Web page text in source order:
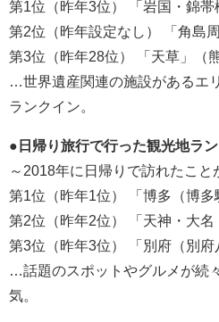
第1位（昨年3位） 「岩国・錦帯
第2位（昨年設定なし） 「角島
第3位（昨年28位） 「天草」（
…世界遺産関連の施設があるエ
ランクイン。
●日帰り旅行で行った観光地ラ
～2018年に日帰りで訪れたこと
第1位（昨年1位） 「博多（博多
第2位（昨年2位） 「天神・大名
第3位（昨年3位） 「別府（別府
…話題のスポットやグルメが続
気。